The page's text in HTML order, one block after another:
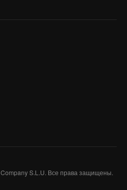
S.L.U. Все права защищены.